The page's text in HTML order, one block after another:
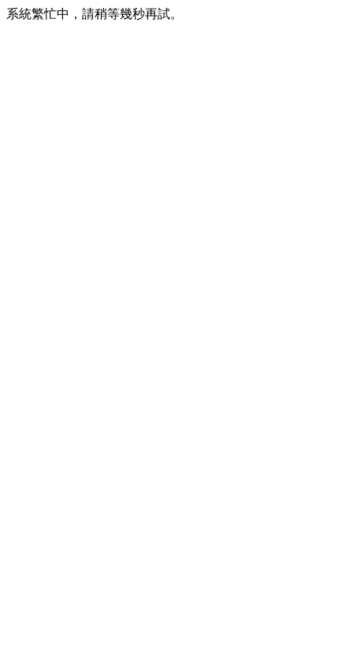
系統繁忙中，請稍等幾秒再試。